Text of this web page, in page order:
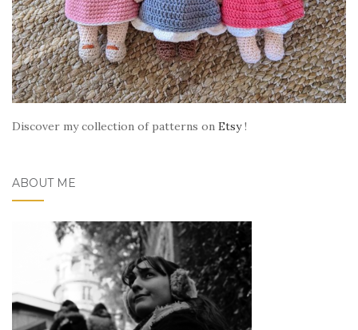
Discover my collection of patterns on Etsy!
ABOUT ME